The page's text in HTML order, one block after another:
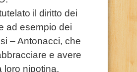
il diritto dei
ad esempio dei
– Antonacci, che
e avere
loro nipotina.